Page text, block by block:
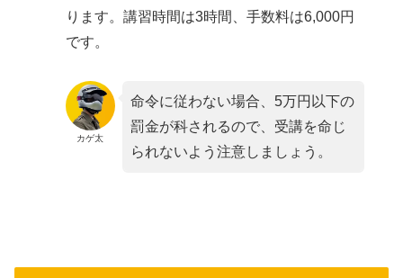
ります。講習時間は3時間、手数料は6,000円
です。
カゲ太
命令に従わない場合、5万円以下の
罰金が科されるので、受講を命じ
られないよう注意しましょう。